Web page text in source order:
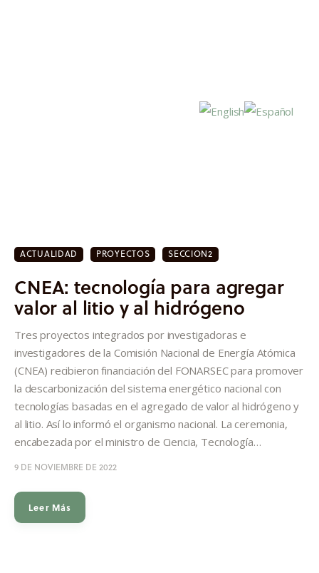
Investigación
Proyectos
Informes
Quiénes somos
ACTUALIDAD PROYECTOS SECCION2
CNEA: tecnología para agregar
valor al litio y al hidrógeno
Tres proyectos integrados por investigadoras e
investigadores de la Comisión Nacional de Energía Atómica
(CNEA) recibieron financiación del FONARSEC para promover
la descarbonización del sistema energético nacional con
tecnologías basadas en el agregado de valor al hidrógeno y
al litio. Así lo informó el organismo nacional. La ceremonia,
encabezada por el ministro de Ciencia, Tecnología…
9 DE NOVIEMBRE DE 2022
Leer Más